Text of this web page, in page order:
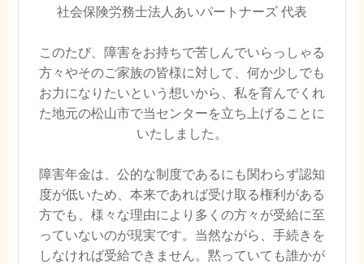
社会保険労務士法人あいパートナーズ 代表
このたび、障害をお持ちで苦しんでいらっしゃる
方々やそのご家族の皆様に対して、何か少しでも
お力になりたいという想いから、私を育んでくれ
た地元の松山市で当センターを立ち上げることに
いたしました。
障害年金は、公的な制度であるにも関わらず認知
度が低いため、本来であれば受け取る権利がある
方でも、様々な理由により多くの方々が受給に至
っていないのが現実です。当然ながら、手続きを
しなければ受給できません。黙っていても誰かが